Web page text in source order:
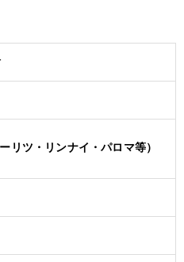
リツ・リンナイ・パロマ等）